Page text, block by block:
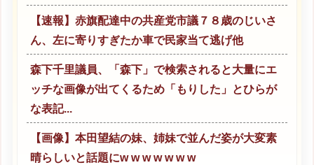
【速報】赤旗配達中の共産党市議７８歳のじいさ
ん、左に寄りすぎたか車で民家当て逃げ他
森下千里議員、「森下」で検索されると大量にエ
ッチな画像が出てくるため「もりした」とひらが
な表記...
【画像】本田望結の妹、姉妹で並んだ姿が大変素
晴らしいと話題にw w w w w w w